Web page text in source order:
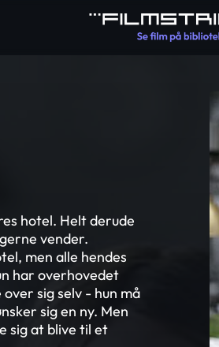
hotel. Helt derude
vender.
men alle hendes
har overhovedet
sig selv - hun må
sig en ny. Men
sig at blive til et